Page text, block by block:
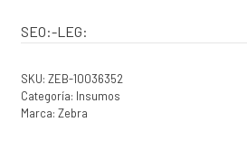
SEO:-LEG:
SKU: ZEB-10036352
Categoría: Insumos
Marca: Zebra